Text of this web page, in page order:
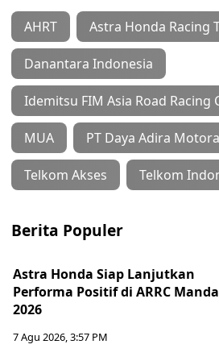
AHRT Astra Honda Racing
Danantara Indonesia
Idemitsu FIM Asia Road Racing
MUA PT Daya Adira Motora
Telkom Akses Telkom
Berita Populer
Astra Honda Siap Lanjutkan
Performa Positif di ARRC
2026
7 Agu 2026, 3:57 PM